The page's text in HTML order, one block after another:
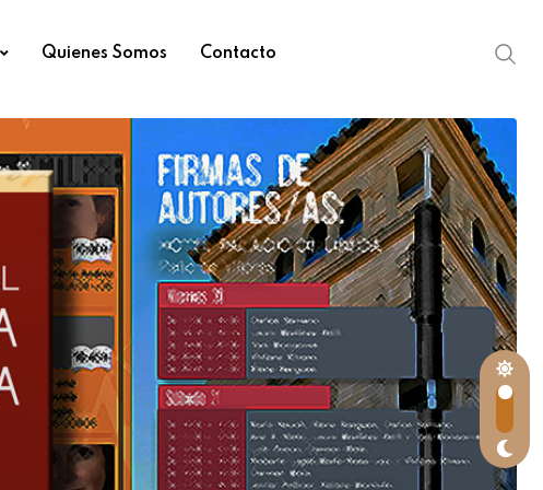
Quienes Somos Contacto